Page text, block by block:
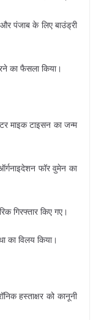
पंजाब के लिए बाउंड्री
का फैसला किया।
माइक टाइसन का जन्म
फॉर वुमेन का
गिरफ्तार किए गए।
का विलय किया।
हस्ताक्षर को कानूनी